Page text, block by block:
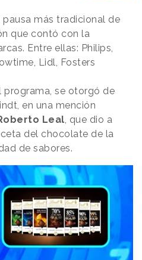
más tradicional de
que contó con la
Entre ellas: Philips,
Lidl, Fosters
programa, se otorgó de
en una mención
Leal, que dio a
del chocolate de la
de sabores.